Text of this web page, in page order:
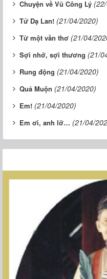
Chuyện về Vũ Công Lý
Tử Dạ Lan! (21/04/2020)
Từ một vần thơ (21/04/
Sợi nhớ, sợi thương (21/
Rung động (21/04/2020)
Quả Muộn (21/04/2020)
Em! (21/04/2020)
Em ơi, anh lỡ… (21/04/